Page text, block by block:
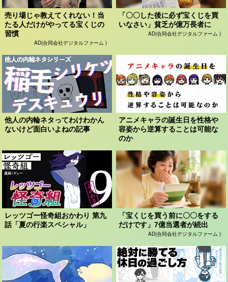
売り場じゃ教えてくれない！当
たる人だけがやってる宝くじの
習慣
AD(合同会社デジタルファーム )
「〇〇した後に必ず宝くじを買
いなさい」貧乏が億万長者に
AD(合同会社デジタルファーム )
他人の内輪ネタってわけわかん
ないけど面白いよねの記事
アニメキャラの誕生日を性格や
容姿から逆算することは可能な
のか
レッツゴー怪奇組おかわり 第九
話「夏の行楽スペシャル」
「宝くじを買う前に〇〇をする
だけです」7億当選者が続出
AD(合同会社デジタルファーム )